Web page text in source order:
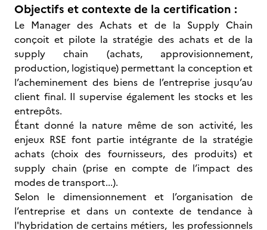
Objectifs et contexte de la certification :
Le Manager des Achats et de la Supply Chain
conçoit et pilote la stratégie des achats et de la
supply chain (achats, approvisionnement,
production, logistique) permettant la conception et
l’acheminement des biens de l’entreprise jusqu’au
client final. Il supervise également les stocks et les
entrepôts.
Étant donné la nature même de son activité, les
enjeux RSE font partie intégrante de la stratégie
achats (choix des fournisseurs, des produits) et
supply chain (prise en compte de l’impact des
modes de transport...).
Selon le dimensionnement et l’organisation de
l’entreprise et dans un contexte de tendance à
l'hybridation de certains métiers, les professionnels